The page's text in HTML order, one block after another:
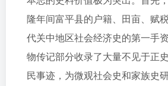
隆年间富平县的户籍、田亩、赋
代关中地区社会经济史的第一手
物传记部分收录了大量不见于正
民事迹，为微观社会史和家族史